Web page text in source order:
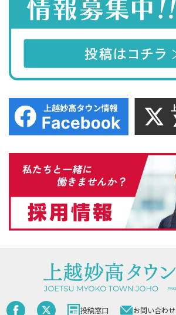
投稿窓口 お問い合わせ